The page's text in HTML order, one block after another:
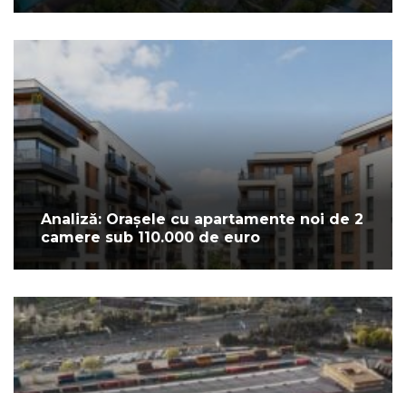
Analiză: Orașele cu apartamente noi de 2
camere sub 110.000 de euro